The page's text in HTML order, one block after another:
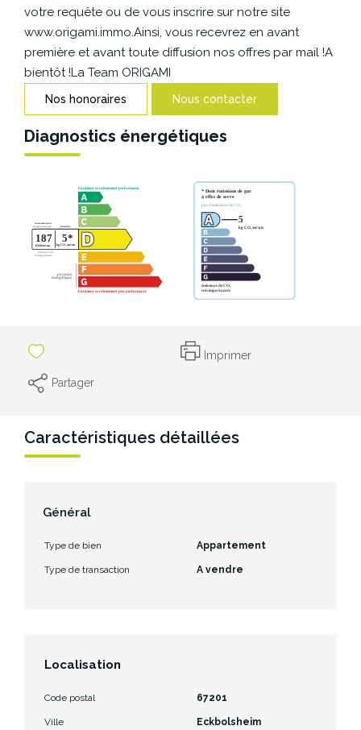
ESPACE VENDEUR
CONTACT
votre requête ou de vous inscrire sur notre site
www.origami.immo.Ainsi, vous recevrez en avant
première et avant toute diffusion nos offres par mail !A
bientôt !La Team ORIGAMI
Nos honoraires Nous contacter
Diagnostics énergétiques
Imprimer
Partager
Caractéristiques détaillées
Général
Type de bien Appartement
Type de transaction A vendre
Localisation
Code postal 67201
Ville Eckbolsheim